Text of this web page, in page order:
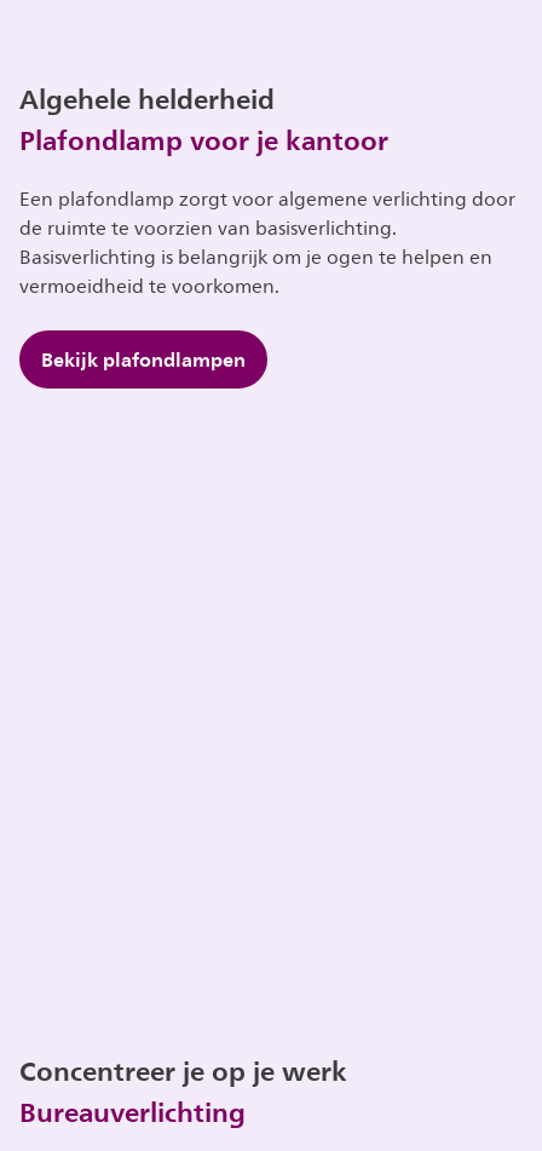
Algehele helderheid
Plafondlamp voor je kantoor
Een plafondlamp zorgt voor algemene verlichting door
de ruimte te voorzien van basisverlichting.
Basisverlichting is belangrijk om je ogen te helpen en
vermoeidheid te voorkomen.
Bekijk plafondlampen
Concentreer je op je werk
Bureauverlichting